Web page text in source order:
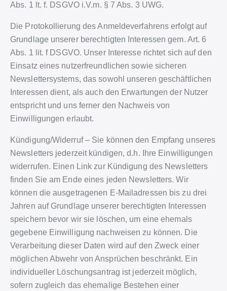
Abs. 1 lt. f. DSGVO i.V.m. § 7 Abs. 3 UWG.
Die Protokollierung des Anmeldeverfahrens erfolgt auf
Grundlage unserer berechtigten Interessen gem. Art. 6
Abs. 1 lit. f DSGVO. Unser Interesse richtet sich auf den
Einsatz eines nutzerfreundlichen sowie sicheren
Newslettersystems, das sowohl unseren geschäftlichen
Interessen dient, als auch den Erwartungen der Nutzer
entspricht und uns ferner den Nachweis von
Einwilligungen erlaubt.
Kündigung/Widerruf – Sie können den Empfang unseres
Newsletters jederzeit kündigen, d.h. Ihre Einwilligungen
widerrufen. Einen Link zur Kündigung des Newsletters
finden Sie am Ende eines jeden Newsletters. Wir
können die ausgetragenen E-Mailadressen bis zu drei
Jahren auf Grundlage unserer berechtigten Interessen
speichern bevor wir sie löschen, um eine ehemals
gegebene Einwilligung nachweisen zu können. Die
Verarbeitung dieser Daten wird auf den Zweck einer
möglichen Abwehr von Ansprüchen beschränkt. Ein
individueller Löschungsantrag ist jederzeit möglich,
sofern zugleich das ehemalige Bestehen einer